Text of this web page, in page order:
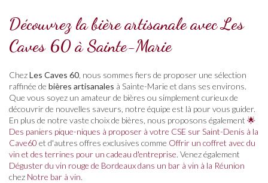
Découvrez la bière artisanale avec Les
Caves 60 à Sainte-Marie
ChezLes Caves 60 , nous sommes fiers de proposer une sélection
raffinée de bières artisanales à Sainte-Marie et dans ses environs.
Que vous soyez un amateur de bières ou simplement curieux de
découvrir de nouvelles saveurs, notre équipe est là pour vous guider.
En plus de notre vaste choix de bières, nous proposons également 🌟
Des paniers pique-niques à proposer à votre CSE sur Saint-Denis à la
Cave60 et d'autres offres exclusives comme Offrir un coffret avec du
vin et des terrines pour un cadeau d'entreprise. Venez également
Déguster du vin rouge de Bordeaux dans un bar à vin à la Réunion
chez Notre bar à vin.